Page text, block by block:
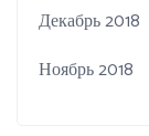
Декабрь 2018
Ноябрь 2018